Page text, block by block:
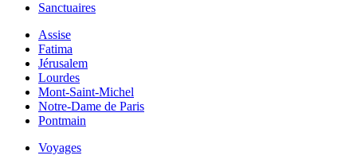
Sanctuaires
Assise
Fatima
Jérusalem
Lourdes
Mont-Saint-Michel
Notre-Dame de Paris
Pontmain
Voyages